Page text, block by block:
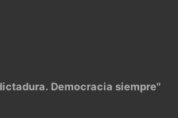
Democracia siempre"